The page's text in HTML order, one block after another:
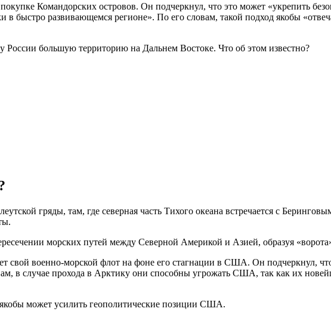
Командорских островов. Он подчеркнул, что это может «укрепить
в быстро развивающемся регионе». По его словам, такой подход якобы
гряды, там, где северная часть Тихого океана встречается с
морских путей между Северной Америкой и Азией, образуя
военно-морской флот на фоне его стагнации в США. Он подчеркнул,
в случае прохода в Арктику они способны угрожать США, так как их
может усилить геополитические позиции США.